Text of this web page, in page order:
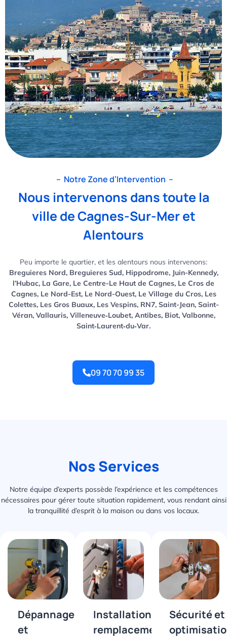
– Notre Zone d’Intervention –
Nous intervenons dans toute la
ville de Cagnes-Sur-Mer et
Alentours
Peu importe le quartier, et les alentours nous intervenons:
Breguieres Nord, Breguieres Sud, Hippodrome, Juin-Kennedy,
l’Hubac, La Gare, Le Centre-Le Haut de Cagnes, Le Cros de
Cagnes, Le Nord-Est, Le Nord-Ouest, Le Village du Cros, Les
Colettes, Les Gros Buaux, Les Vespins, RN7, Saint-Jean, Saint-
Véran, Vallauris, Villeneuve‑Loubet, Antibes, Biot, Valbonne,
Saint‑Laurent‑du‑Var.
09 70 70 99 35
Nos Services
Notre équipe d’experts possède l’expérience et les compétences
nécessaires pour gérer toute situation rapidement, vous rendant ainsi
la tranquillité d’esprit à la maison ou dans vos locaux.
Dépannage
et
Installation et
remplacement
Sécurité et